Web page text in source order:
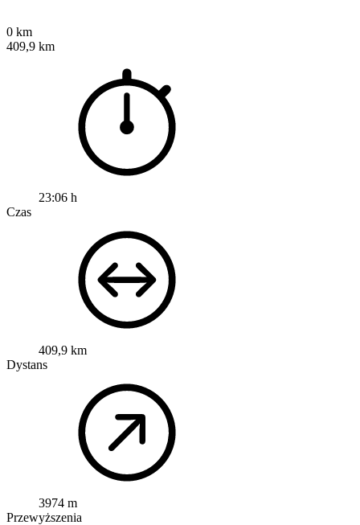
0 km
409,9 km
23:06 h
Czas
409,9 km
Dystans
3974 m
Przewyższenia